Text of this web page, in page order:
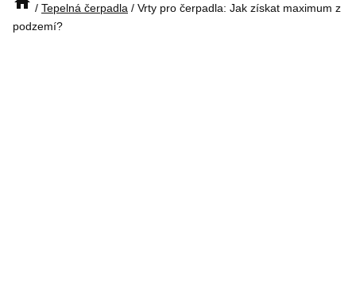
/ Tepelná čerpadla / Vrty pro čerpadla: Jak získat maximum z
podzemí?